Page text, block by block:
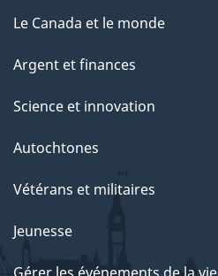
Le Canada et le monde
Argent et finances
Science et innovation
Autochtones
Vétérans et militaires
Jeunesse